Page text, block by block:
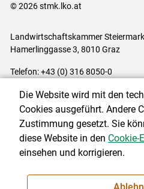
© 2026 stmk.lko.at
Landwirtschaftskammer Steiermark
Hamerlinggasse 3, 8010 Graz
Telefon: +43 (0) 316 8050-0
Impressum|Kontakt|
Cookie-Einstellungen
NEWSLETTER
Die Website wird mit den
Cookies ausgeführt. Andere
Zustimmung gesetzt. Sie
diese Website in den Cookie-
einsehen und korrigieren.